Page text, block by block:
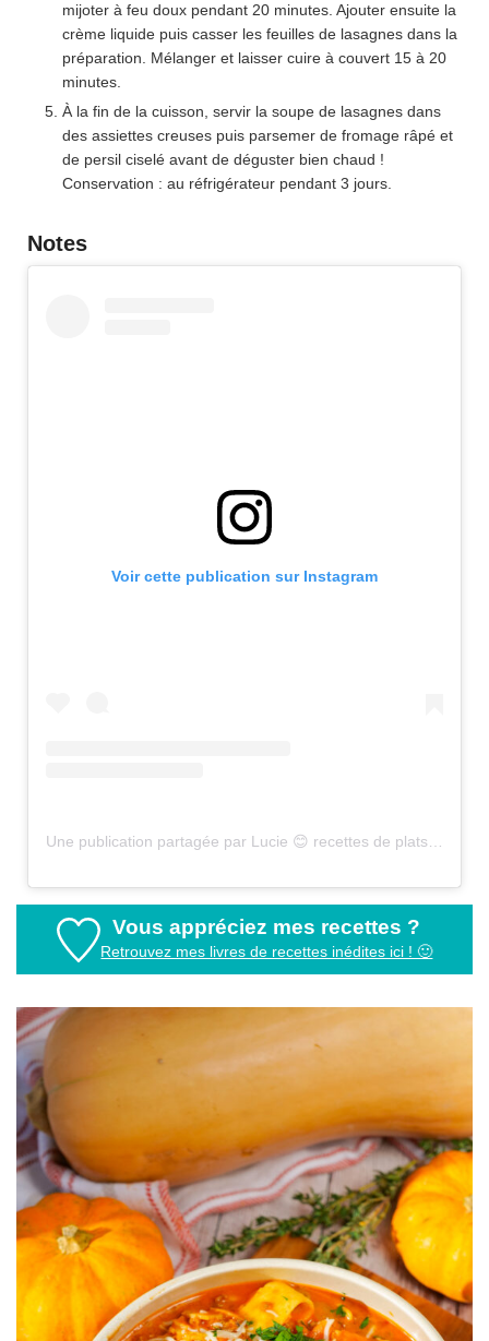
mijoter à feu doux pendant 20 minutes. Ajouter ensuite la
crème liquide puis casser les feuilles de lasagnes dans la
préparation. Mélanger et laisser cuire à couvert 15 à 20
minutes.
À la fin de la cuisson, servir la soupe de lasagnes dans
des assiettes creuses puis parsemer de fromage râpé et
de persil ciselé avant de déguster bien chaud !
Conservation : au réfrigérateur pendant 3 jours.
Notes
Voir cette publication sur Instagram
Vous appréciez mes recettes ?
Retrouvez mes livres de recettes inédites ici ! 🙂